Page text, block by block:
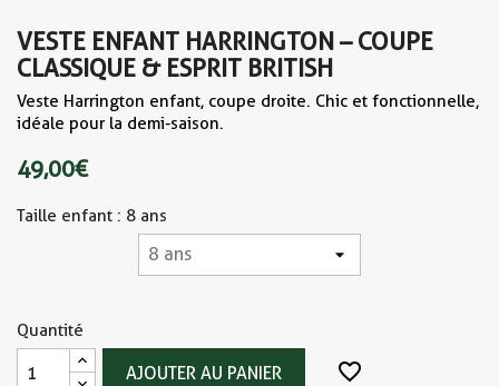
VESTE ENFANT HARRINGTON – COUPE
CLASSIQUE & ESPRIT BRITISH
Veste Harrington enfant, coupe droite. Chic et fonctionnelle,
idéale pour la demi-saison.
49,00 €
Taille enfant : 8 ans
Quantité
AJOUTER AU PANIER favorite_border